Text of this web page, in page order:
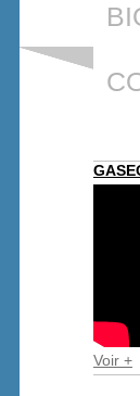
Voir +